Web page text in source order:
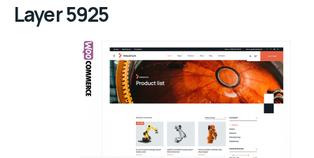
Layer 5925